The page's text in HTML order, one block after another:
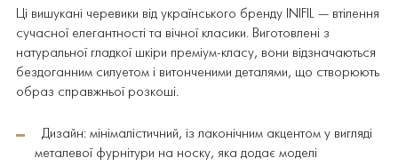
Ці вишукані черевики від українського бренду INIFIL — втілення
сучасної елегантності та вічної класики. Виготовлені з
натуральної гладкої шкіри преміум-класу, вони відзначаються
бездоганним силуетом і витонченими деталями, що створюють
образ справжньої розкоші.
Дизайн: мінімалістичний, із лаконічним акцентом у вигляді
металевої фурнітури на носку, яка додає моделі